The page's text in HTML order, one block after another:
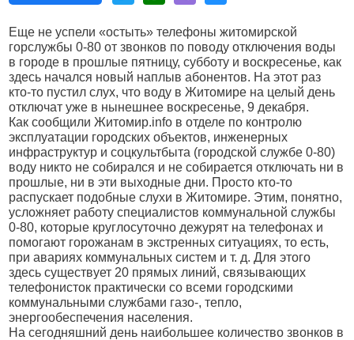
Еще не успели «остыть» телефоны житомирской
горслужбы 0-80 от звонков по поводу отключения воды
в городе в прошлые пятницу, субботу и воскресенье, как
здесь начался новый наплыв абонентов. На этот раз
кто-то пустил слух, что воду в Житомире на целый день
отключат уже в нынешнее воскресенье, 9 декабря.
Как сообщили Житомир.info в отделе по контролю
эксплуатации городских объектов, инженерных
инфраструктур и соцкультбыта (городской службе 0-80)
воду никто не собирался и не собирается отключать ни в
прошлые, ни в эти выходные дни. Просто кто-то
распускает подобные слухи в Житомире. Этим, понятно,
усложняет работу специалистов коммунальной службы
0-80, которые круглосуточно дежурят на телефонах и
помогают горожанам в экстренных ситуациях, то есть,
при авариях коммунальных систем и т. д. Для этого
здесь существует 20 прямых линий, связывающих
телефонисток практически со всеми городскими
коммунальными службами газо-, тепло,
энергообеспечения населения.
На сегодняшний день наибольшее количество звонков в